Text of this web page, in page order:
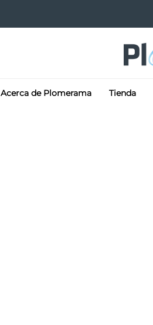
Acerca de Plomerama Tienda